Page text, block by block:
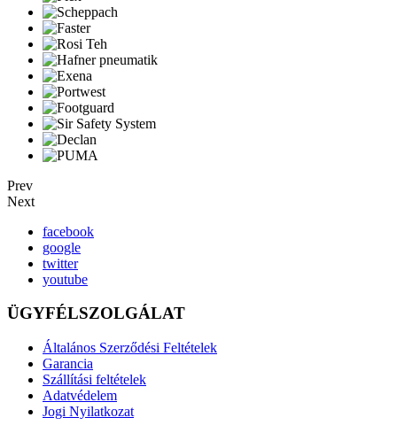
Prev
Next
facebook
google
twitter
youtube
ÜGYFÉLSZOLGÁLAT
Általános Szerződési Feltételek
Garancia
Szállítási feltételek
Adatvédelem
Jogi Nyilatkozat